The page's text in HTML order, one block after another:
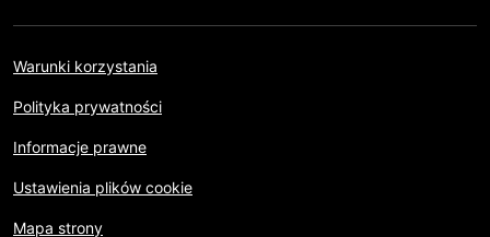
Warunki korzystania
Polityka prywatności
Informacje prawne
Ustawienia plików cookie
Mapa strony